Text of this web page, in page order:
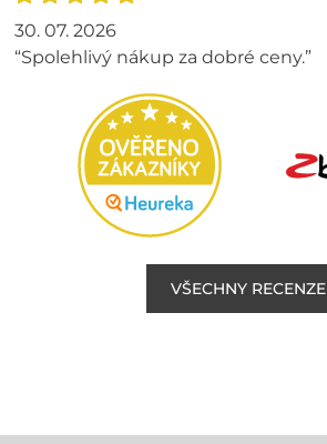
30. 07. 2026
“Spolehlivý nákup za dobré ceny.”
VŠECHNY RECENZE